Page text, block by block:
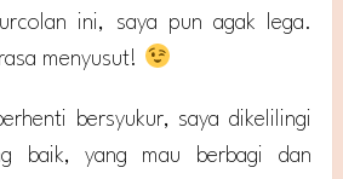
ini, saya pun agak lega.
menyusut!
bersyukur, saya dikelilingi
baik, yang mau berbagi dan